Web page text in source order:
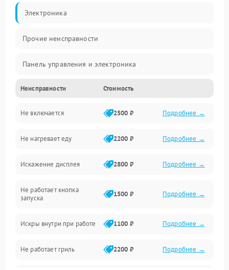
Электроника
Прочие неисправности
Панель управления и электроника
Дверца и корпус
Механика и внутренние элементы
Механические повреждения
Питание и запуск
Нагрев и приготовление
Программное обеспечение
Неисправности Стоимость
Не включается 2500 ₽ Подробнее →
Не нагревает еду 2200 ₽ Подробнее →
Искажение дисплея 2800 ₽ Подробнее →
Не работает кнопка
запуска
1500 ₽ Подробнее →
Искры внутри при работе 1100 ₽ Подробнее →
Не работает гриль 2200 ₽ Подробнее →